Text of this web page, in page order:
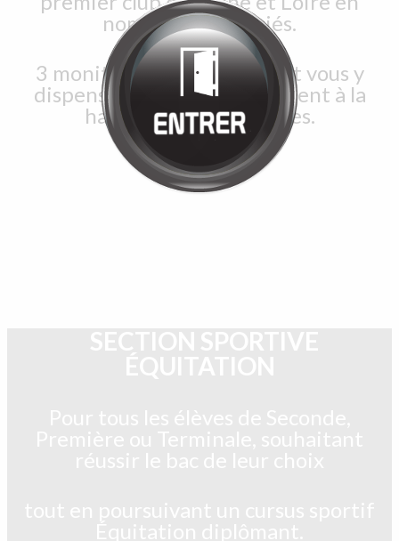
Bienvenue chez
MANÈGE DE LA
TUILERIE
Cliquez pour entrer